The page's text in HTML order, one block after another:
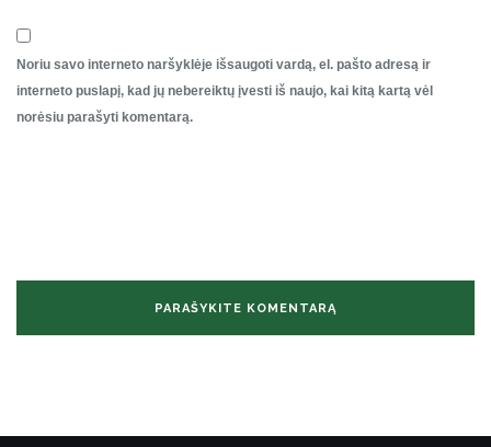
Noriu savo interneto naršyklėje išsaugoti vardą, el. pašto adresą ir
interneto puslapį, kad jų nebereiktų įvesti iš naujo, kai kitą kartą vėl
norėsiu parašyti komentarą.